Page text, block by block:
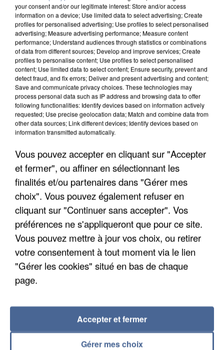
L’UN DES FONDATEURS SUPPOSÉS DE LA DZ
UN SECOND CADRE DE LA DZ MAFIA
INTERPELLÉ EN ALGÉRIE
your consent and/or our legitimate interest: Store and/or access
information on a device; Use limited data to select advertising; Create
profiles for personalised advertising; Use profiles to select personalised
advertising; Measure advertising performance; Measure content
performance; Understand audiences through statistics or combinations
of data from different sources; Develop and improve services; Create
profiles to personalise content; Use profiles to select personalised
content; Use limited data to select content; Ensure security, prevent and
detect fraud, and fix errors; Deliver and present advertising and content;
Save and communicate privacy choices. These technologies may
process personal data such as IP address and browsing data to offer
following functionalities: Identify devices based on information actively
requested; Use precise geolocation data; Match and combine data from
other data sources; Link different devices; Identify devices based on
information transmitted automatically.
Vous pouvez accepter en cliquant sur "Accepter
et fermer", ou affiner en sélectionnant les
finalités et/ou partenaires dans "Gérer mes
choix". Vous pouvez également refuser en
cliquant sur "Continuer sans accepter". Vos
préférences ne s'appliqueront que pour ce site.
Vous pouvez mettre à jour vos choix, ou retirer
votre consentement à tout moment via le lien
"Gérer les cookies" situé en bas de chaque
page.
Gérer mes choix
Accepter et fermer